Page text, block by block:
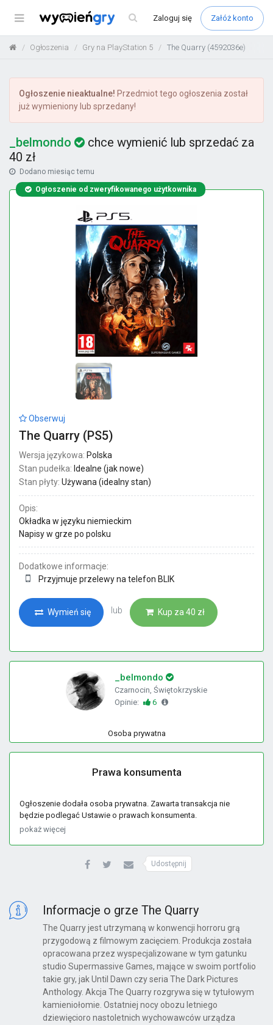
Menu Zaloguj się Załóż konto
Ogłoszenia Gry na PlayStation 5 The Quarry (4592036e)
Ogłoszenie nieaktualne! Przedmiot tego ogłoszenia został
już wymieniony lub sprzedany!
_belmondo
chce wymienić lub sprzedać za
40 zł
Dodano miesiąc temu
Ogłoszenie od zweryfikowanego użytkownika
Obserwuj
The Quarry (PS5)
Wersja językowa: Polska
Stan pudełka: Idealne (jak nowe)
Stan płyty: Używana (idealny stan)
Opis:
Okładka w języku niemieckim
Napisy w grze po polsku
Dodatkowe informacje:
Przyjmuje przelewy na telefon BLIK
Wymień się lub Kup za 40 zł
_belmondo
Czarnocin, Świętokrzyskie
Opinie:
6
Osoba prywatna
Prawa konsumenta
Ogłoszenie dodała osoba prywatna. Zawarta transakcja nie
będzie podlegać Ustawie o prawach konsumenta.
pokaż więcej
Udostępnij
Informacje o grze The Quarry
The Quarry jest utrzymaną w konwencji horroru grą
przygodową z filmowym zacięciem. Produkcja została
opracowana przez wyspecjalizowane w tym gatunku
studio Supermassive Games, mające w swoim portfolio
takie gry, jak Until Dawn czy seria The Dark Pictures
Anthology. Akcja The Quarry rozgrywa się w tytułowym
kamieniołomie. Ostatniej nocy obozu letniego
dziewięcioro nastoletnich wychowawców urządza